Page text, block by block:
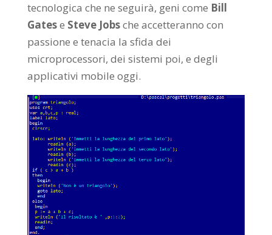
tecnologica che ne seguirà, geni come Bill
Gatese Steve Jobsche accetteranno con
passione e tenacia la sfida dei
microprocessori, dei sistemi poi, e degli
applicativi mobile oggi.